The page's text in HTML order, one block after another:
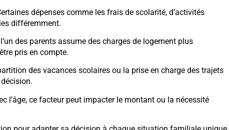
dépenses comme les frais de scolarité, d’activités
différemment.
des parents assume des charges de logement plus
pris en compte.
des vacances scolaires ou la prise en charge des trajets
l’âge, ce facteur peut impacter le montant ou la nécessité